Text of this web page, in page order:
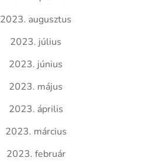
2023. augusztus
2023. július
2023. június
2023. május
2023. április
2023. március
2023. február